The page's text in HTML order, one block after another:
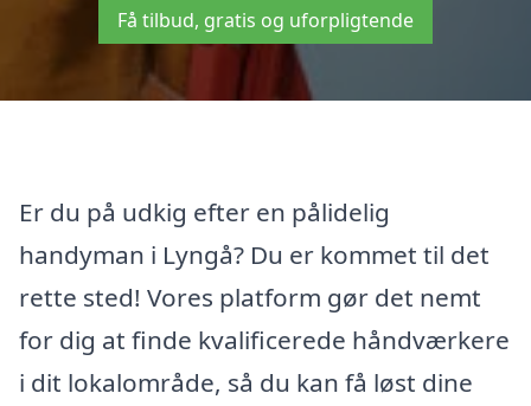
Få tilbud, gratis og uforpligtende
Er du på udkig efter en pålidelig
handyman i Lyngå? Du er kommet til det
rette sted! Vores platform gør det nemt
for dig at finde kvalificerede håndværkere
i dit lokalområde, så du kan få løst dine